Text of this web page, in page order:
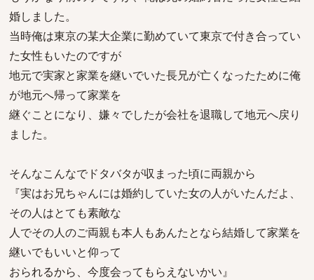
婚しました。
当時俺は東京の某大企業に勤めていて東京で付き合ってい
た女性もいたのですが
地元で実家と家業を継いでいた長兄が亡くなったために俺
が地元へ帰って家業を
継ぐことになり、嫌々でしたが会社を退職して地元へ戻り
ました。
そんなこんなでドタバタが収まった頃に両親から
『実はお兄ちゃんには婚約していた女の人がいたんだよ、
その人はとても素敵な
人でその人のご両親も本人もあんたとなら結婚して家業を
継いでもいいと仰って
おられるから、今度会ってもらえないかい』